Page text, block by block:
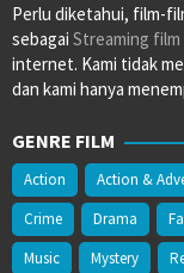
Perlu diketahui, film-
sebagai Streaming
internet. Kami tidak
dan kami hanya
GENRE FILM
Action Action &
Crime
Drama
Music
Mystery